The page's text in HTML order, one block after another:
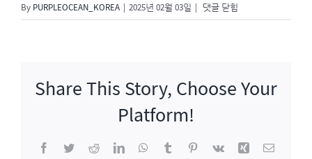
By PURPLEOCEAN_KOREA 2025년 02월 03일
[Netflix]
미
댓글 닫힘
Share This Story, Choose Your
Platform!
Facebook
TwitterRedditLinkedInWhatsApp
TumblrPinterest
Vk Xing 이